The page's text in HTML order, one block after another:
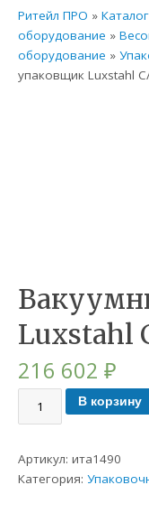
Ритейл ПРО »Каталог
оборудование »
оборудование »
упаковщик Luxstahl
Luxstahl
216 602₽
В корзину
Артикул:ита1490
Категория: